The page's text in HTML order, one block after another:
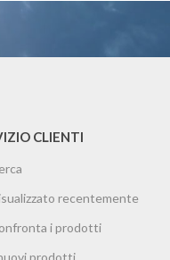
CLIENTI
recentemente
i prodotti
prodotti